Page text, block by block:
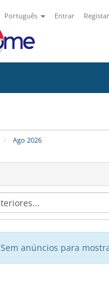
Português Entrar Registar
Ago 2026
Sem anúncios para